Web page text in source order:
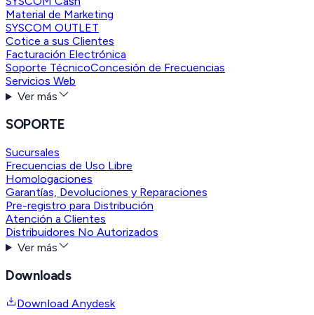
Material de Marketing
SYSCOM OUTLET
Cotice a sus Clientes
Facturación Electrónica
Soporte TécnicoConcesión de Frecuencias
Servicios Web
Ver más
SOPORTE
Sucursales
Frecuencias de Uso Libre
Homologaciones
Garantías, Devoluciones y Reparaciones
Pre-registro para Distribución
Atención a Clientes
Distribuidores No Autorizados
Ver más
Downloads
Download Anydesk